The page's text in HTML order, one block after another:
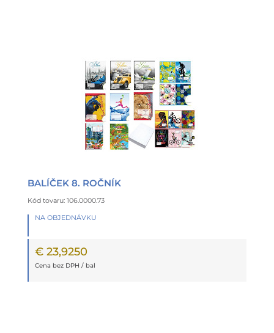
BALÍČEK 8. ROČNÍK
Kód tovaru: 106.0000.73
NA OBJEDNÁVKU
€ 23,9250
Cena bez DPH / bal